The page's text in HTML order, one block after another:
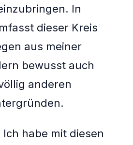
In
dieser Kreis
aus meiner
bewusst auch
anderen
habe mit diesen